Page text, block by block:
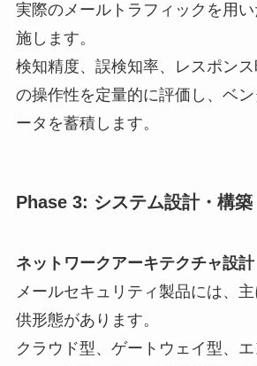
実際のメールトラフィックを用
施します。
検知精度、誤検知率、レスポン
の操作性を定量的に評価し、ベ
ータを蓄積します。
Phase 3: システム設計・構築
ネットワークアーキテクチャ設計
メールセキュリティ製品には、
供形態があります。
クラウド型、ゲートウェイ型、